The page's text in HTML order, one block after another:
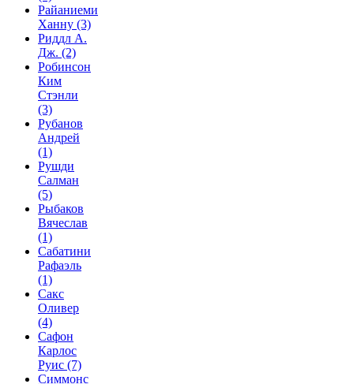
Райаниеми
Ханну (3)
Риддл А.
Дж. (2)
Робинсон
Ким
Стэнли
(3)
Рубанов
Андрей
(1)
Рушди
Салман
(5)
Рыбаков
Вячеслав
(1)
Сабатини
Рафаэль
(1)
Сакс
Оливер
(4)
Сафон
Карлос
Руис (7)
Симмонс